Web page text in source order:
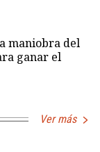
maniobra del
ganar el
Ver más